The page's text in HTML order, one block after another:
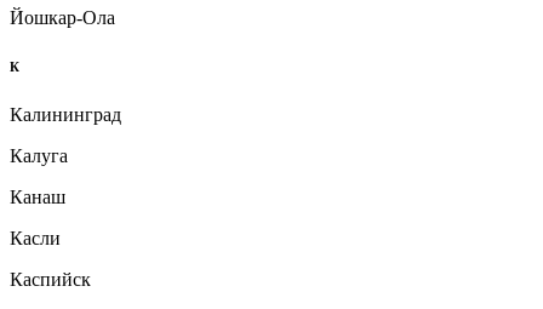
Йошкар-Ола
К
Калининград
Калуга
Канаш
Касли
Каспийск